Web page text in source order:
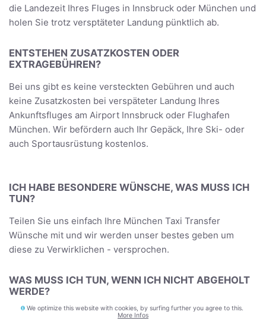
die Landezeit Ihres Fluges in Innsbruck oder München und
holen Sie trotz versptäteter Landung pünktlich ab.
ENTSTEHEN ZUSATZKOSTEN ODER
EXTRAGEBÜHREN?
Bei uns gibt es keine versteckten Gebühren und auch
keine Zusatzkosten bei verspäteter Landung Ihres
Ankunftsfluges am Airport Innsbruck oder Flughafen
München. Wir befördern auch Ihr Gepäck, Ihre Ski- oder
auch Sportausrüstung kostenlos.
ICH HABE BESONDERE WÜNSCHE, WAS MUSS ICH
TUN?
Teilen Sie uns einfach Ihre München Taxi Transfer
Wünsche mit und wir werden unser bestes geben um
diese zu Verwirklichen - versprochen.
WAS MUSS ICH TUN, WENN ICH NICHT ABGEHOLT
WERDE?
Sollte dieser äußerst ungewöhnliche Fall eintreten, bitten
We optimize this website with cookies, by surfing further you agree to this.
More Infos